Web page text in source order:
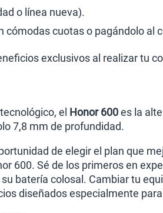
o línea nueva).
cómodas cuotas o pagándolo al
exclusivos al realizar tu
el Honor 600es la
7,8 mm de profundidad.
de elegir el plan que
600. Sé de los primeros en
batería colosal. Cambiar tu
diseñados especialmente